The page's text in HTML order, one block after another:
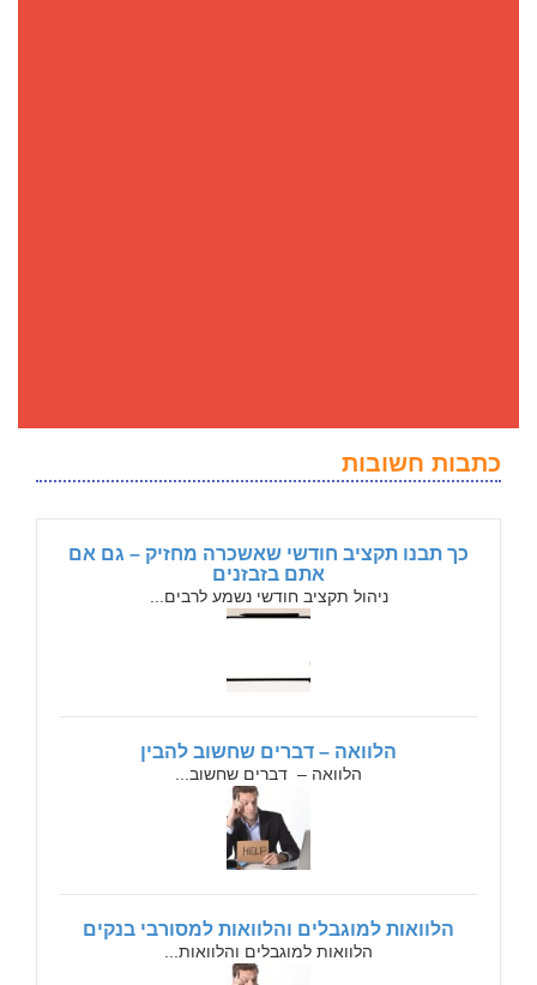
כתבות חשובות
כך תבנו תקציב חודשי שאשכרה מחזיק – גם אם
אתם בזבזנים
ניהול תקציב חודשי נשמע לרבים...
הלוואה – דברים שחשוב להבין
הלוואה – דברים שחשוב...
הלוואות למוגבלים והלוואות למסורבי בנקים
הלוואות למוגבלים והלוואות...